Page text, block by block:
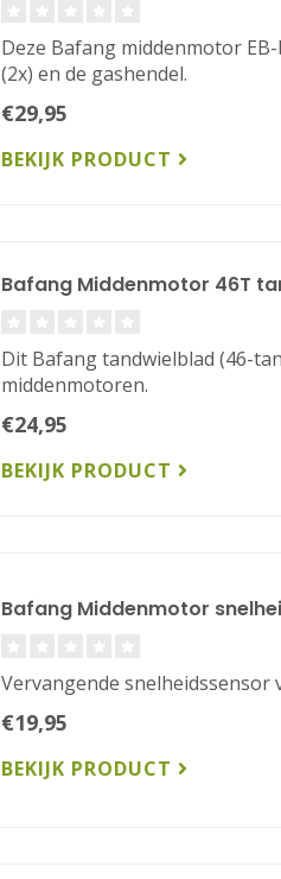
Deze Bafang middenmotor
(2x) en de gashendel.
€29,95
BEKIJK PRODUCT
Bafang Middenmotor 46T
Dit Bafang tandwielblad (46-
middenmotoren.
€24,95
BEKIJK PRODUCT
Bafang Middenmotor
Vervangende snelheidssensor
€19,95
BEKIJK PRODUCT